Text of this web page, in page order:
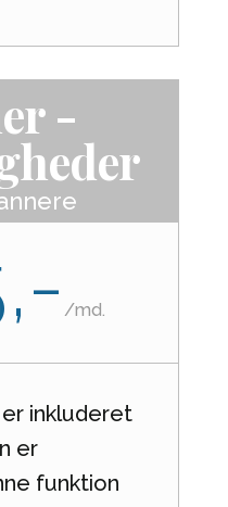
-
/md.
inkluderet
er
funktion